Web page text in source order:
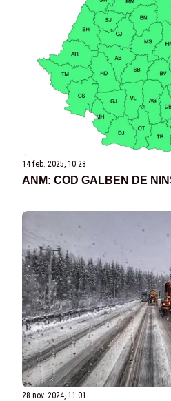
14 feb. 2025, 10:28
ANM: COD GALBEN DE
28 nov. 2024, 11:01